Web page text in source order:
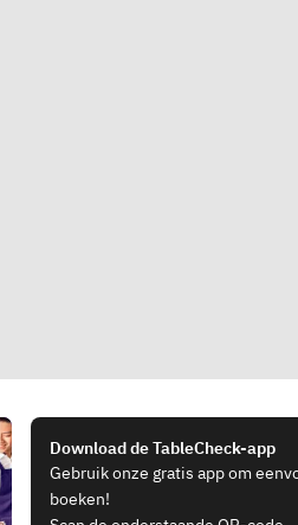
Download de TableCheck-app
Gebruik onze gratis app om
boeken!